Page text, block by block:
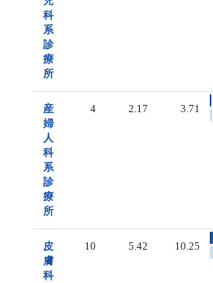
科
系
診
療
所
産
婦
人
科
系
診
療
所
4 2.17 3.71
皮
膚
科
10 5.42 10.25